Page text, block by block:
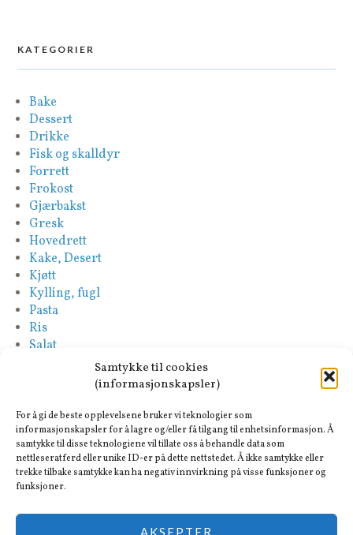
Samtykke til cookies
(informasjonskapsler)
For å gi de beste opplevelsene bruker vi teknologier som
informasjonskapsler for å lagre og/eller få tilgang til enhetsinformasjon. Å
samtykke til disse teknologiene vil tillate oss å behandle data som
nettleseratferd eller unike ID-er på dette nettstedet. Å ikke samtykke eller
trekke tilbake samtykke kan ha negativ innvirkning på visse funksjoner og
funksjoner.
AKSEPTER
KATEGORIER
Bake
Dessert
Drikke
Fisk og skalldyr
Forrett
Frokost
Gjærbakst
Gresk
Hovedrett
Kake, Desert
Kjøtt
Kylling, fugl
Pasta
Ris
Salat
Suppe
Tapas-Mezze
Tyrkisk
Vegan
Vegetar